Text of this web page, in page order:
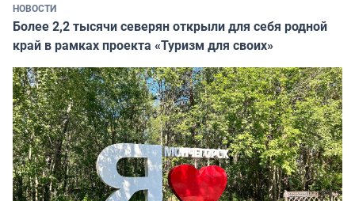
НОВОСТИ
Более 2,2 тысячи северян открыли для себя родной
край в рамках проекта «Туризм для своих»